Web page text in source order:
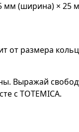
мм (ширина) × 25
от размера
Выражай
с TOTEMICA.